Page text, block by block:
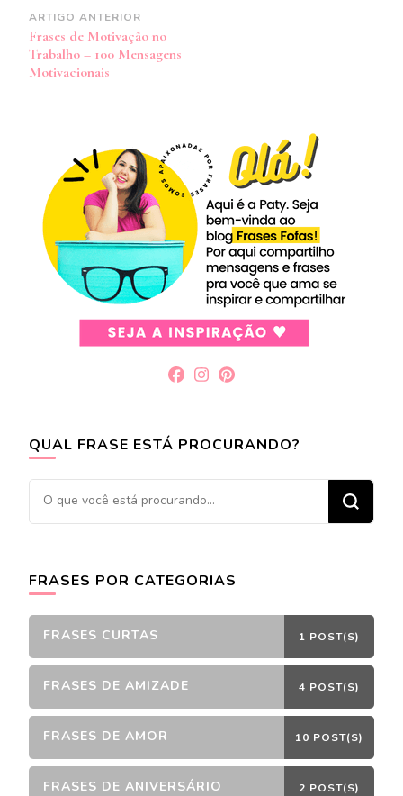
Navegação
de
post
ARTIGO ANTERIOR
Frases de Motivação no
Trabalho – 100 Mensagens
Motivacionais
QUAL FRASE ESTÁ PROCURANDO?
Procurando
algo?
FRASES POR CATEGORIAS
FRASES CURTAS 1 POST(S)
FRASES DE AMIZADE 4 POST(S)
FRASES DE AMOR 10 POST(S)
FRASES DE ANIVERSÁRIO 2 POST(S)